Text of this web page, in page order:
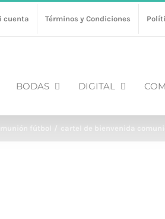
cuenta Términos y Condiciones
BODAS DIGITAL
fútbol cartel de bienvenida